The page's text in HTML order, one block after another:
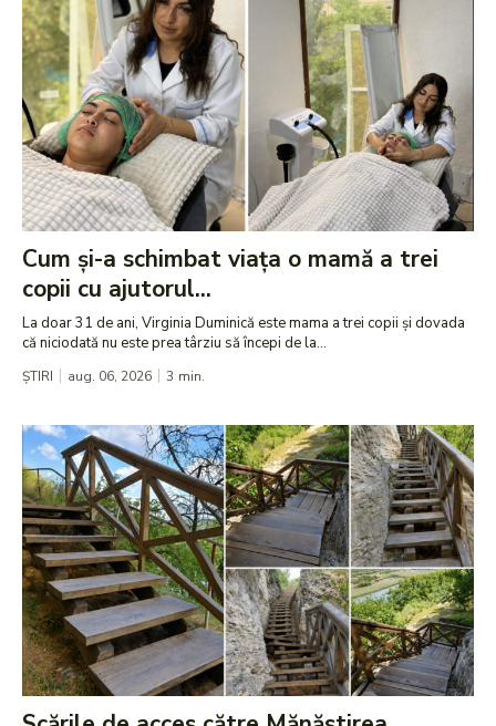
Cum și-a schimbat viața o mamă a trei
copii cu ajutorul...
La doar 31 de ani, Virginia Duminică este mama a trei copii și dovada
că niciodată nu este prea târziu să începi de la...
ȘTIRI aug. 06, 2026 3 min.